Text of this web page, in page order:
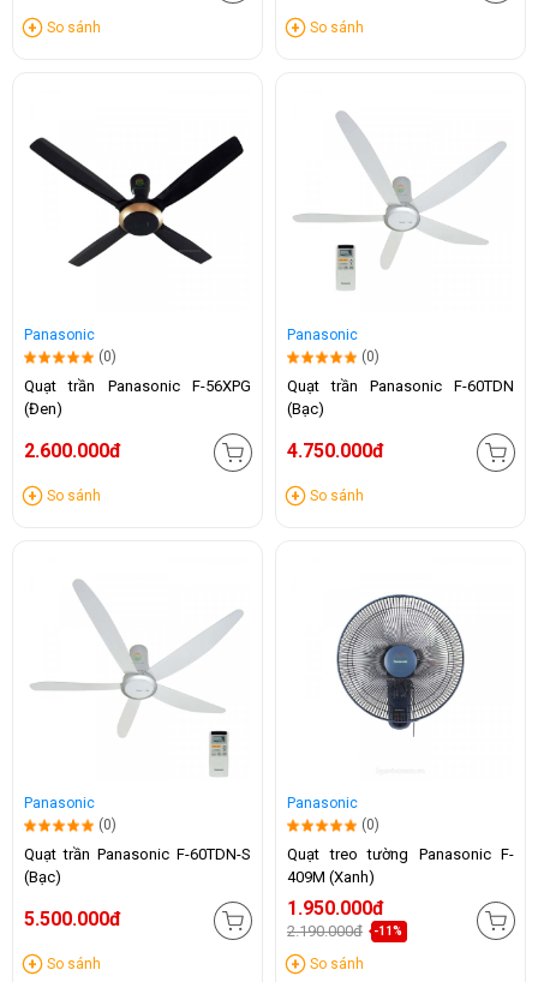
So sánh So sánh
Panasonic
(0)
Quạt trần Panasonic F-56XPG
(Đen)
2.600.000đ
So sánh
Panasonic
(0)
Quạt trần Panasonic F-60TDN
(Bạc)
4.750.000đ
So sánh
Panasonic
(0)
Quạt trần Panasonic F-60TDN-S
(Bạc)
5.500.000đ
So sánh
Panasonic
(0)
Quạt treo tường Panasonic F-
409M (Xanh)
1.950.000đ
2.190.000đ -11%
So sánh